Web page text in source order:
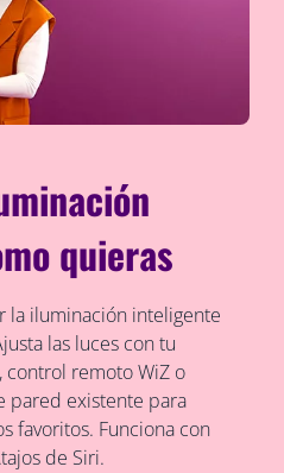
quieras
la iluminación inteligente
las luces con tu
control remoto WiZ o
pared existente para
favoritos. Funciona con
de Siri.